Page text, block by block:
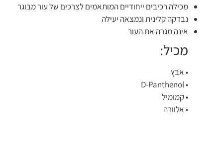
מכילה רכיבים ייחודיים המותאמים לצרכים של עור מבוגר
נבדקה קלינית ונמצאה יעילה
אינה מגרה את העור
מכיל:
• אבץ
• D-Panthenol
• קמומיל
• אלוורה